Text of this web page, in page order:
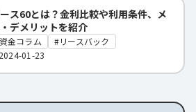
ス60とは？金利比較や利用条件、メ
デメリットを紹介
金コラム
リースバック
01-23